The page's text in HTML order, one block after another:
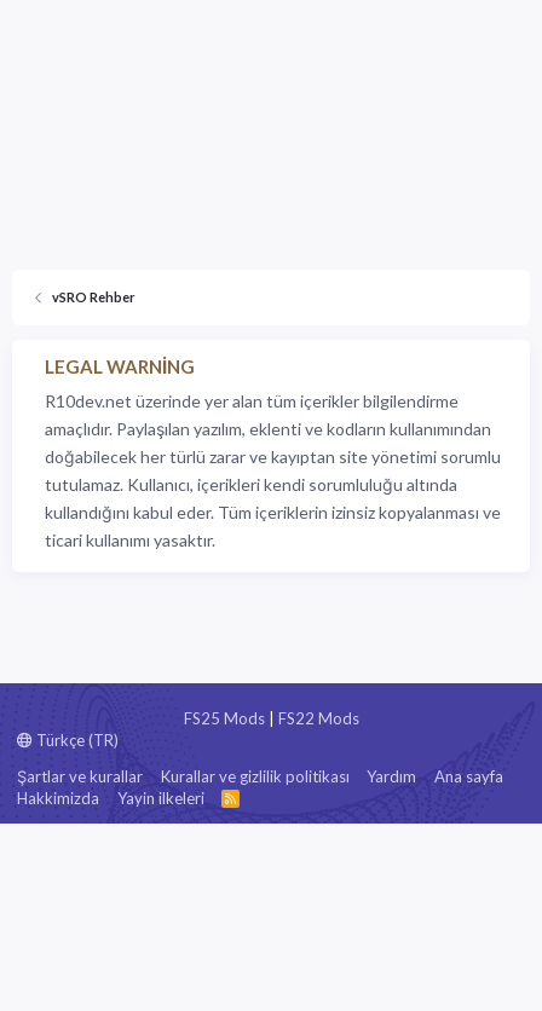
vSRO Rehber
LEGAL WARNING
R10dev.net üzerinde yer alan tüm içerikler bilgilendirme
amaçlıdır. Paylaşılan yazılım, eklenti ve kodların kullanımından
doğabilecek her türlü zarar ve kayıptan site yönetimi sorumlu
tutulamaz. Kullanıcı, içerikleri kendi sorumluluğu altında
kullandığını kabul eder. Tüm içeriklerin izinsiz kopyalanması ve
ticari kullanımı yasaktır.
FS25 Mods| FS22 Mods
Türkçe (TR)
Şartlar ve kurallar
Kurallar ve gizlilik politikası Yardım
Ana sayfa
Hakkimizda
Yayin ilkeleri
R